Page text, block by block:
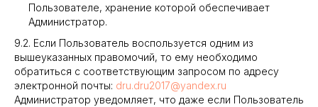
Пользователе, хранение которой обеспечивает
Администратор.
9.2. Если Пользователь воспользуется одним из
вышеуказанных правомочий, то ему необходимо
обратиться с соответствующим запросом по адресу
электронной почты: dru.dru2017@yandex.ru
Администратор уведомляет, что даже если Пользователь